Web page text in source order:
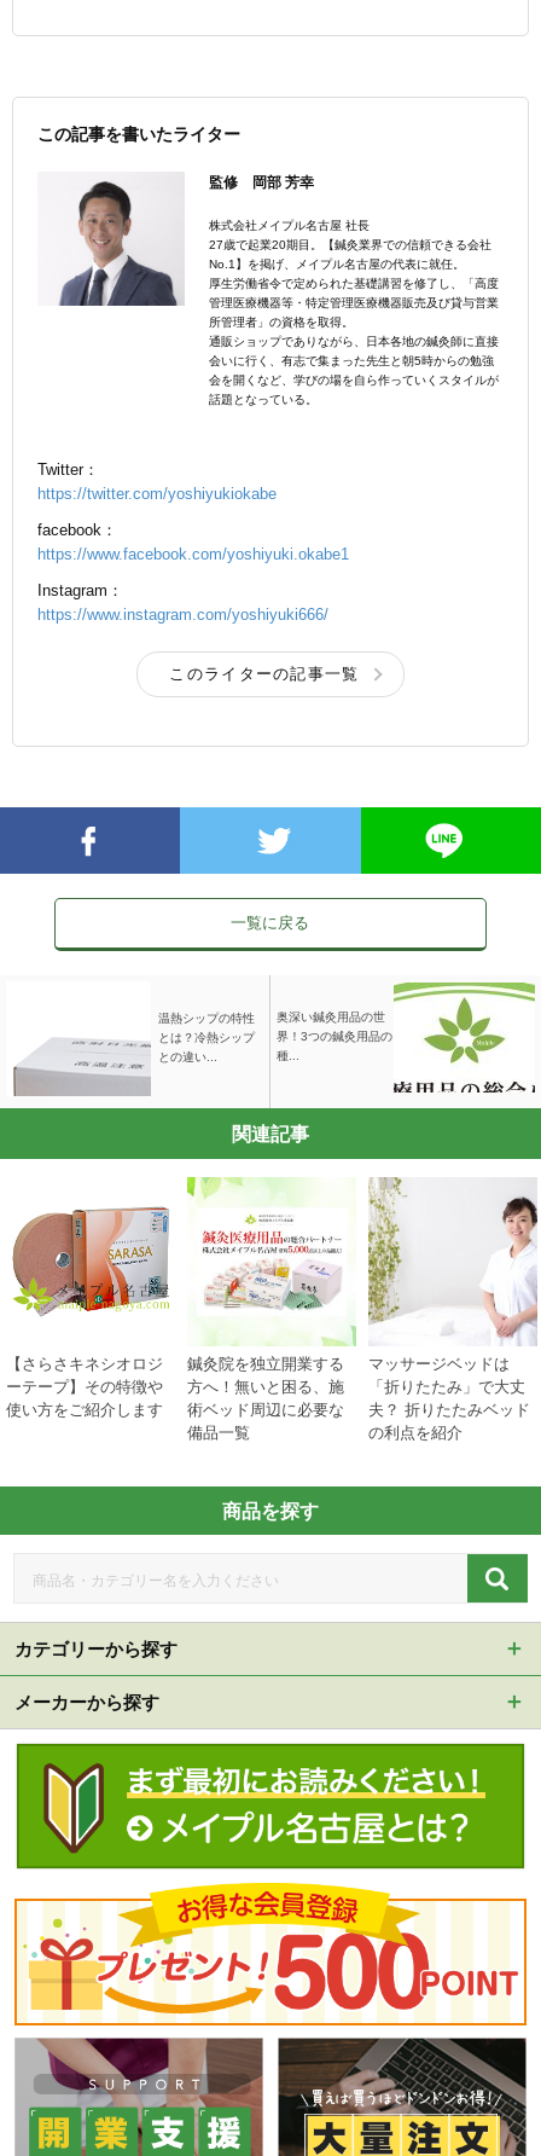
この記事を書いたライター
監修 岡部 芳幸
株式会社メイプル名古屋 社長
27歳で起業20期目。【鍼灸業界での信頼できる会社
No.1】を掲げ、メイプル名古屋の代表に就任。
厚生労働省令で定められた基礎講習を修了し、「高度
管理医療機器等・特定管理医療機器販売及び貸与営業
所管理者」の資格を取得。
通販ショップでありながら、日本各地の鍼灸師に直接
会いに行く、有志で集まった先生と朝5時からの勉強
会を開くなど、学びの場を自ら作っていくスタイルが
話題となっている。
Twitter：
https://twitter.com/yoshiyukiokabe
facebook：
https://www.facebook.com/yoshiyuki.okabe1
Instagram：
https://www.instagram.com/yoshiyuki666/
このライターの記事一覧
一覧に戻る
温熱シップの特性
とは？冷熱シップ
との違い...
奥深い鍼灸用品の世
界！3つの鍼灸用品の
種...
関連記事
【さらさキネシオロジ
ーテープ】その特徴や
使い方をご紹介します
鍼灸院を独立開業する
方へ！無いと困る、施
術ベッド周辺に必要な
備品一覧
マッサージベッドは
「折りたたみ」で大丈
夫？ 折りたたみベッド
の利点を紹介
商品を探す
カテゴリーから探す
メーカーから探す